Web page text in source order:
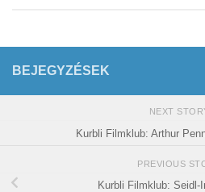
BEJEGYZÉSEK
NEXT
Kurbli Filmklub: Arthur
PREVIOUS
Kurbli Filmklub: Seidl-